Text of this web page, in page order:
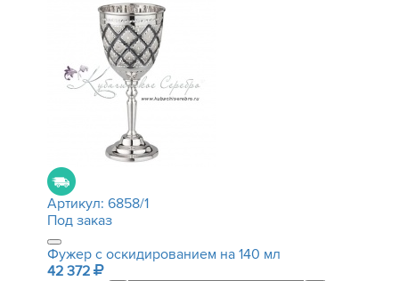
Артикул: 6858/1
Под заказ
Фужер с оскидированием на 140 мл
42 372